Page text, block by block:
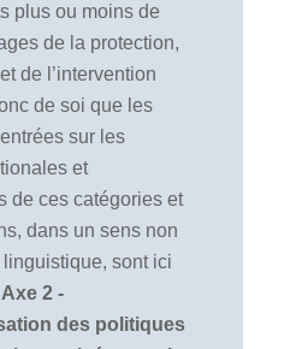
plus ou moins de
de la protection,
de l’intervention
de soi que les
sur les
et
de ces catégories et
dans un sens non
sont ici
Axe 2 -
des politiques